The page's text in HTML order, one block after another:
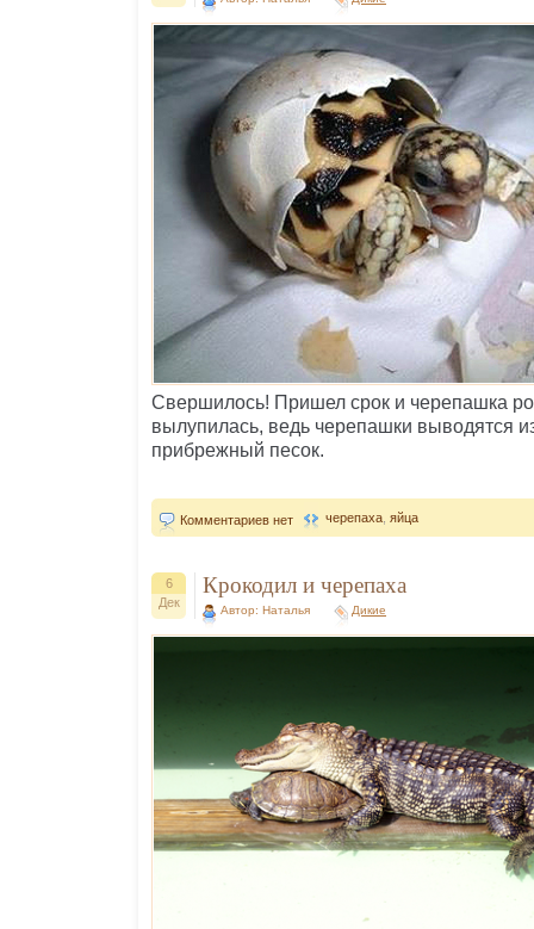
Свершилось! Пришел срок и черепашка
вылупилась, ведь черепашки выводятся
прибрежный песок.
Комментариев нет черепаха яйца
6
Дек
Крокодил и черепаха
Автор: Наталья Дикие